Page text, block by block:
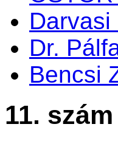
Dr.
Bencsi
11. szám